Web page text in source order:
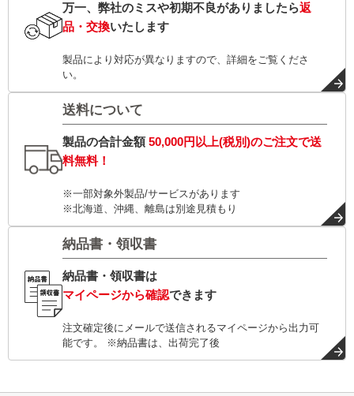
万一、弊社のミスや初期不良がありましたら返
品・交換いたします
製品により対応が異なりますので、詳細をご覧くださ
い。
送料について
製品の合計金額50,000円以上(税別)のご注文で送
料無料！
※一部対象外製品/サービスがあります
※北海道、沖縄、離島は別途見積もり
納品書・領収書
納品書・領収書は
マイページから確認できます
注文確定後にメールで送信されるマイページから出力可
能です。 ※納品書は、出荷完了後